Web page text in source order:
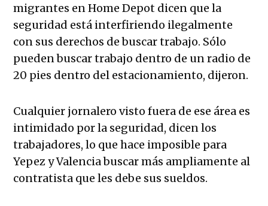
migrantes en Home Depot dicen que la
seguridad está interfiriendo ilegalmente
con sus derechos de buscar trabajo. Sólo
pueden buscar trabajo dentro de un radio de
20 pies dentro del estacionamiento, dijeron.
Cualquier jornalero visto fuera de ese área es
intimidado por la seguridad, dicen los
trabajadores, lo que hace imposible para
Yepez y Valencia buscar más ampliamente al
contratista que les debe sus sueldos.